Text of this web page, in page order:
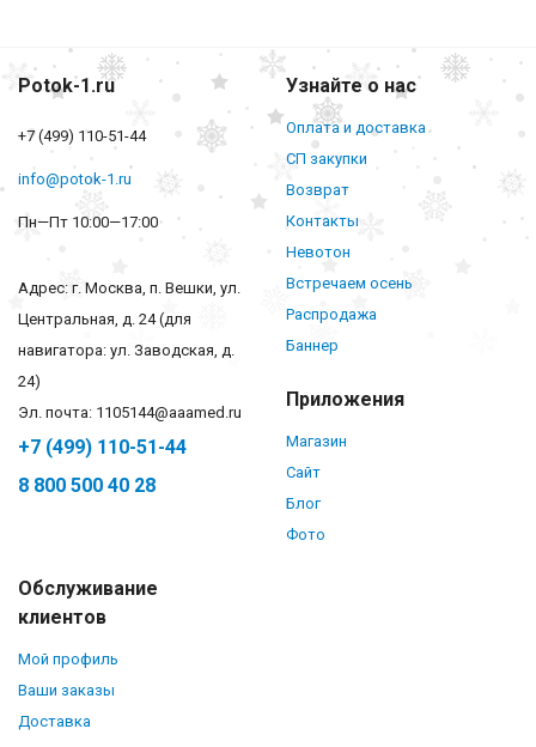
Potok-1.ru
+7 (499) 110-51-44
info@potok-1.ru
Пн—Пт 10:00—17:00
Адрес: г. Москва, п. Вешки, ул.
Центральная, д. 24 (для
навигатора: ул. Заводская, д.
24)
Эл. почта: 1105144@aaamed.ru
+7 (499) 110-51-44
8 800 500 40 28
Узнайте о нас
Оплата и доставка
СП закупки
Возврат
Контакты
Невотон
Встречаем осень
Распродажа
Баннер
Приложения
Магазин
Сайт
Блог
Фото
Обслуживание
клиентов
Мой профиль
Ваши заказы
Доставка